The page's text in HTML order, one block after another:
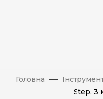
Головна
Step, 3